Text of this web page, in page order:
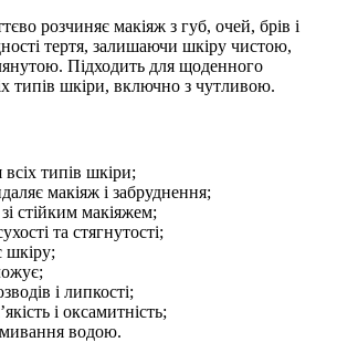
розчиняє макіяж з губ, очей, брів і
тертя, залишаючи шкіру чистою,
Підходить для щоденного
типів шкіри, включно з чутливою.
типів шкіри;
макіяж і забруднення;
стійким макіяжем;
та стягнутості;
шкіру;
і липкості;
і оксамитність;
водою.